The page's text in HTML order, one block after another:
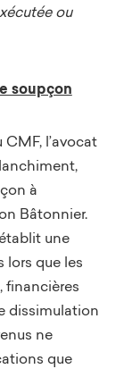
ou
soupçon
CMF, l’avocat
à
Bâtonnier.
une
que les
financières
dissimulation
ne
que